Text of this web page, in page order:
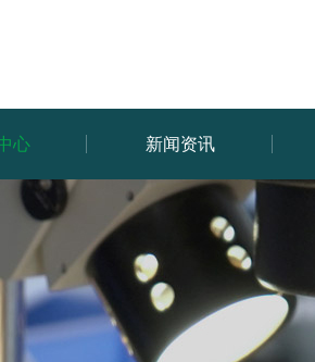
心 新闻资讯